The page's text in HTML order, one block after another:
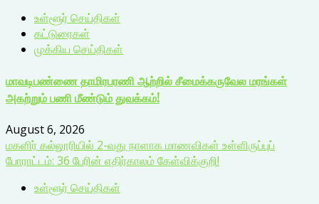
உள்ளூர் செய்திகள்
கட்டுரைகள்
முக்கிய செய்திகள்
மாவடிபண்ணை தாமிரபரணி ஆற்றில் சீமைக்கருவேல மரங்கள்
அகற்றும் பணி மீண்டும் துவக்கம்!
August 6, 2026
மகளிர் கல்லூரியில் 2-வது நாளாக மாணவிகள் உள்ளிருப்புப்
போராட்டம்: 36 பேரின் எதிர்காலம் கேள்விக்குறி!
உள்ளூர் செய்திகள்